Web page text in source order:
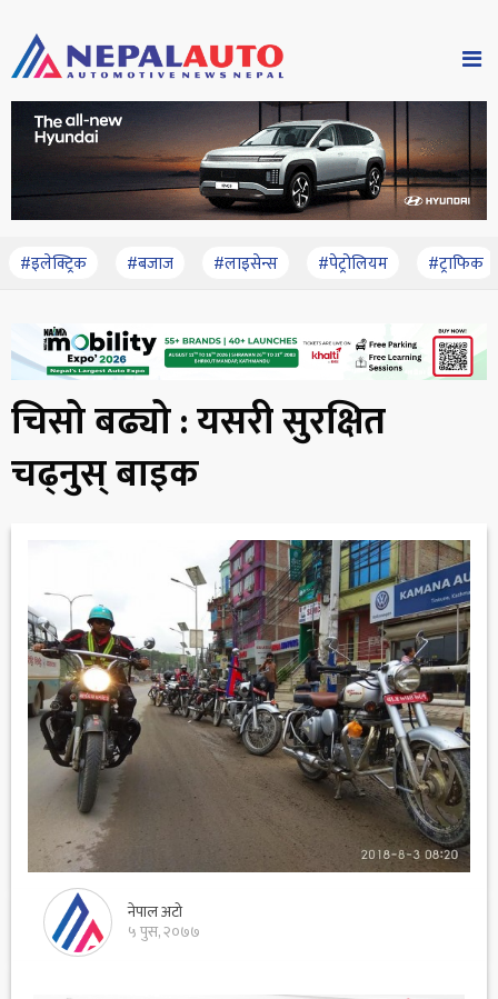
#इलेक्ट्रिक #बजाज #लाइसेन्स #पेट्रोलियम #ट्राफिक
चिसो बढ्यो : यसरी सुरक्षित
चढ्नुस् बाइक
नेपाल अटो
५ पुस, २०७७